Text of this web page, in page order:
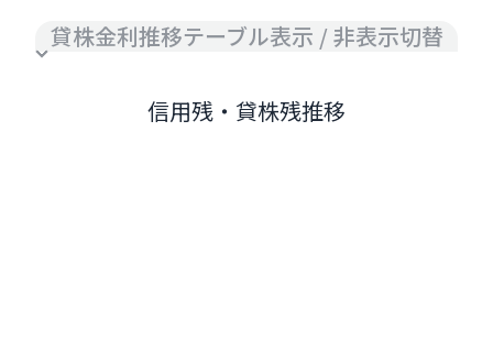
貸株金利推移テーブル表示 / 非表示切替
信用残・貸株残推移